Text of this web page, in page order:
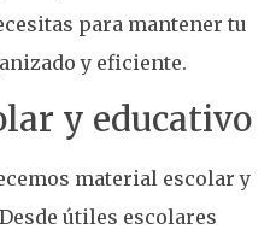
para mantener tu
y eficiente.
y educativo
material escolar y
útiles escolares